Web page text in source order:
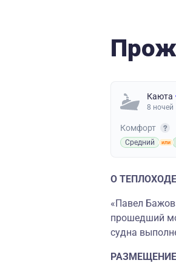
Каюта
8 ночей
Комфорт
Средний
О ТЕПЛОХОДЕ
«Павел
прошедший
судна
РАЗМЕЩЕНИЕ